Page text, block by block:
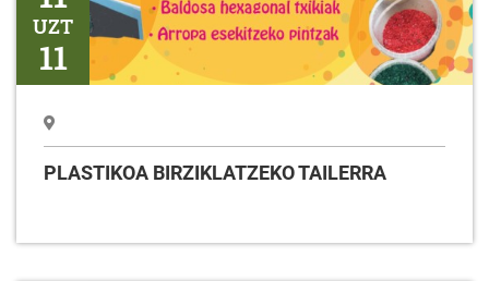
UZT
11
PLASTIKOA BIRZIKLATZEKO TAILERRA